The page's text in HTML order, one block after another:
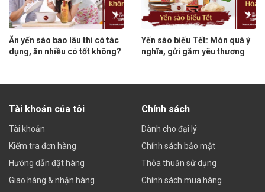
Ăn yến sào bao lâu thì có tác
dụng, ăn nhiều có tốt không?
Yến sào biếu Tết: Món quà ý
nghĩa, gửi gắm yêu thương
Tài khoản của tôi
Tài khoản
Kiểm tra đơn hàng
Hướng dẫn đặt hàng
Giao hàng & nhận hàng
Chính sách
Dành cho đại lý
Chính sách bảo mật
Thỏa thuận sử dụng
Chính sách mua hàng